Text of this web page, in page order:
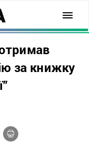
за книжку